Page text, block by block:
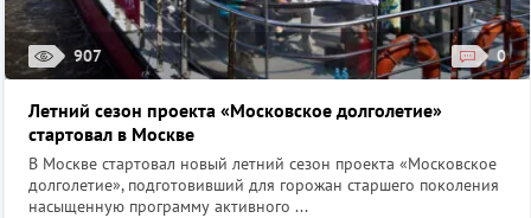
907 0
Летний сезон проекта «Московское долголетие»
стартовал в Москве
В Москве стартовал новый летний сезон проекта «Московское
долголетие», подготовивший для горожан старшего поколения
насыщенную программу активного ...